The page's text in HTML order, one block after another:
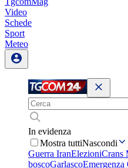
Video
Schede
Sport
Meteo
In evidenza
Mostra tuttiNascondi
Guerra IranElezioniCrans
boscoGarlascoEmergenza